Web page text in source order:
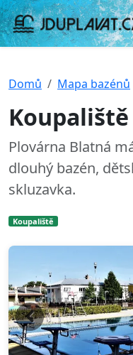
Domů Mapa bazénů
Plovárna Blatná
dlouhý bazén,
skluzavka.
Koupaliště
Previous